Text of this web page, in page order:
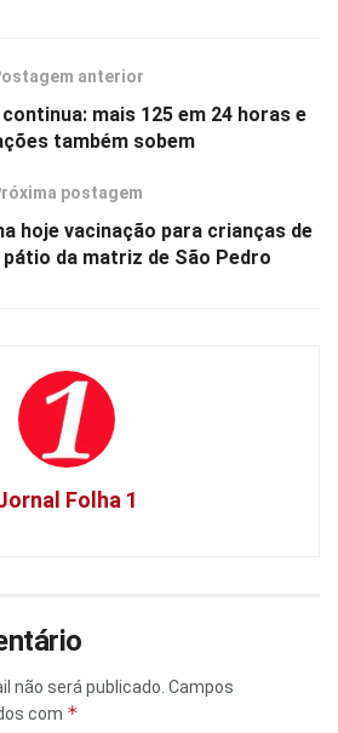
anterior
mais 125 em 24 horas e
também sobem
postagem
hoje vacinação para crianças de
pátio da matriz de São Pedro
Folha 1
não será publicado. Campos
com *